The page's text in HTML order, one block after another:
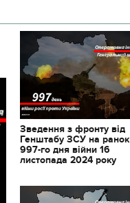
Зведення з фронту від
Генштабу ЗСУ на ранок
997-го дня війни 16
листопада 2024 року